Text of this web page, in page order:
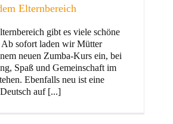
Elternbereich
gibt es viele schöne
sofort laden wir Mütter
neuen Zumba-Kurs ein, bei
Spaß und Gemeinschaft im
Ebenfalls neu ist eine
auf [...]